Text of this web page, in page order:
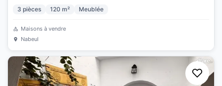
3 pièces 120 m² Meublée
Maisons à vendre
Nabeul